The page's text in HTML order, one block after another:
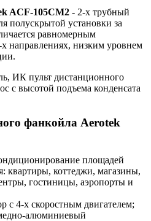
ACF-105CM2 - 2-х трубный
полускрытой установки за
равномерным
направлениях, низким уровнем
ИК пульт дистанционного
с высотой подъема конденсата
фанкойла Aerotek
площадей
квартиры, коттеджи, магазины,
гостиницы, аэропорты и
с 4-х скоростным двигателем;
алюминиевый